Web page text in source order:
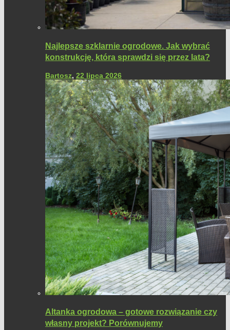
Najlepsze szklarnie ogrodowe. Jak wybrać
konstrukcję, która sprawdzi się przez lata?
Bartosz, 22 lipca 2026
Altanka ogrodowa – gotowe rozwiązanie czy
własny projekt? Porównujemy